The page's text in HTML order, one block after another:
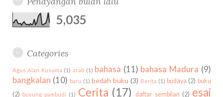
s
d
i
n
b
c
h
f
r
:
5,035
Categories
Agus Alan Kusuma (1) arab (1) bahasa (11) bahasa Madura (9)
bangkalan (10) baru (1) bedah buku (3) Berita (1) budaya (2) buku
(2) buyung pambudi (1) Cerita (17) daftar sembilan (2) esai